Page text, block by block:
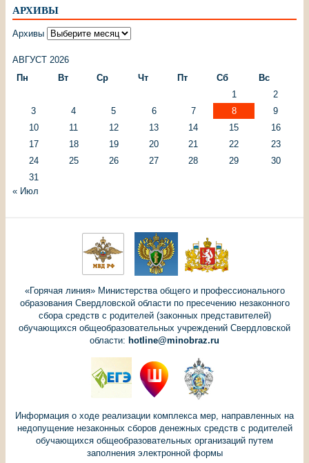
АРХИВЫ
Архивы
АВГУСТ 2026
Пн
Вт Ср Чт Пт Сб
Вс
1
2
3
4 5 6 7 8
9
10
11 12 13 14 15
16
17
18 19 20 21 22
23
24
25 26 27 28 29
30
31
« Июл
«Горячая линия» Министерства общего и профессионального
образования Свердловской области по пресечению незаконного
сбора средств с родителей (законных представителей)
обучающихся общеобразовательных учреждений Свердловской
области: hotline@minobraz.ru
Информация о ходе реализации комплекса мер, направленных на
недопущение незаконных сборов денежных средств с родителей
обучающихся общеобразовательных организаций путем
заполнения электронной формы